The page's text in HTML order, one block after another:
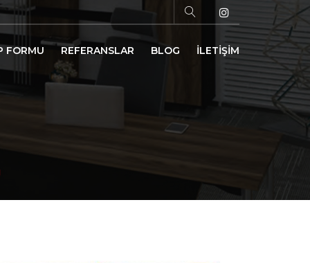
FORMU REFERANSLAR BLOG İLETİŞİM